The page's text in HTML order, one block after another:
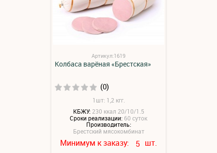
Артикул:1619
Колбаса варёная «Брестская»
(0)
1шт: 1,2 кгг.
КБЖУ: 230 ккал 20/10/1.5
Сроки реализации: 60 суток
Производитель:
Брестский мясокомбинат
Минимум к заказу: 5 шт.